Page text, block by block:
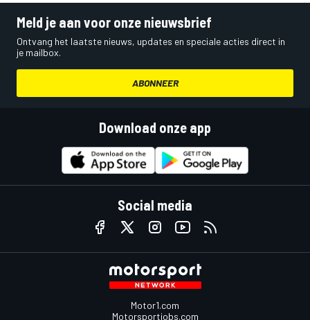
Meld je aan voor onze nieuwsbrief
Ontvang het laatste nieuws, updates en speciale acties direct in
je mailbox.
ABONNEER
Download onze app
Social media
Motor1.com
Motorsportjobs.com